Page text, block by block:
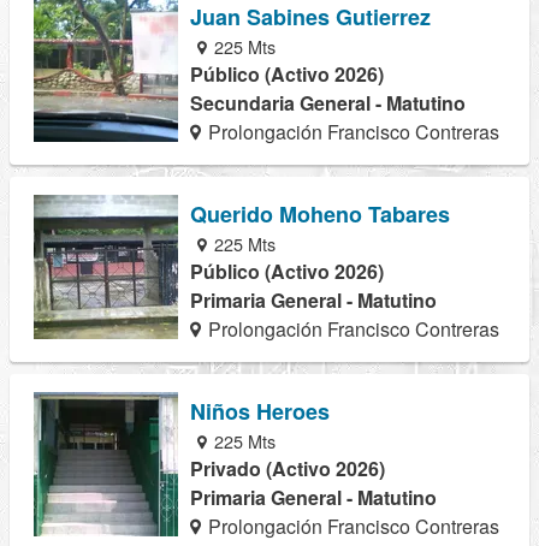
Juan Sabines Gutierrez
225 Mts
Público (Activo 2026)
Secundaria General - Matutino
Prolongación Francisco Contreras
Querido Moheno Tabares
225 Mts
Público (Activo 2026)
Primaria General - Matutino
Prolongación Francisco Contreras
Niños Heroes
225 Mts
Privado (Activo 2026)
Primaria General - Matutino
Prolongación Francisco Contreras